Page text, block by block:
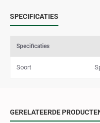
SPECIFICATIES
Specificaties
Soort
GERELATEERDE